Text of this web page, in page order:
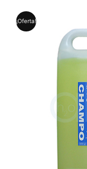
¡Oferta!